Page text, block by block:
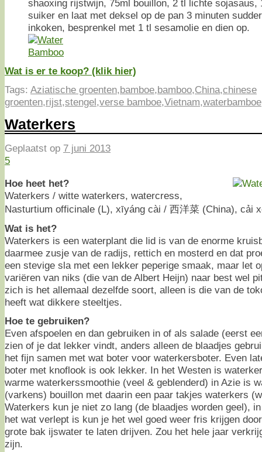
shaoxing rijstwijn, 75ml bouillon, 2 tl lichte sojasaus,
suiker en laat met deksel op de pan 3 minuten
inkoken, besprenkel met 1 tl sesamolie en dien op.
Wat is er te koop? (klik hier)
Tags: Aziatische groenten,bamboe,bamboo,China,chinese
groenten,rijst,stengel,verse bamboe,Vietnam,waterbamboe
Waterkers
Geplaatst op 7 juni 2013
5
Hoe heet het?
Waterkers / witte waterkers, watercress,
Nasturtium officinale (L), xīyáng cài / 西洋菜 (China), cải
Wat is het?
Waterkers is een waterplant die lid is van de enorme
daarmee zusje van de radijs, rettich en mosterd en dat
een stevige sla met een lekker peperige smaak, maar let
variëren van niks (die van de Albert Heijn) naar best wel
zich is het allemaal dezelfde soort, alleen is die van de
heeft wat dikkere steeltjes.
Hoe te gebruiken?
Even afspoelen en dan gebruiken in of als salade (eerst
zien of je dat lekker vindt, anders alleen de blaadjes
het fijn samen met wat boter voor waterkersboter. Even
boter met knoflook is ook lekker. In het Westen is
warme waterkerssmoothie (veel & geblenderd) in Azie is
(varkens) bouillon met daarin een paar takjes waterkers
Waterkers kun je niet zo lang (de blaadjes worden geel),
het wat verlept is kun je het wel goed weer fris krijgen
grote bak ijswater te laten drijven. Zou het hele jaar
zijn.